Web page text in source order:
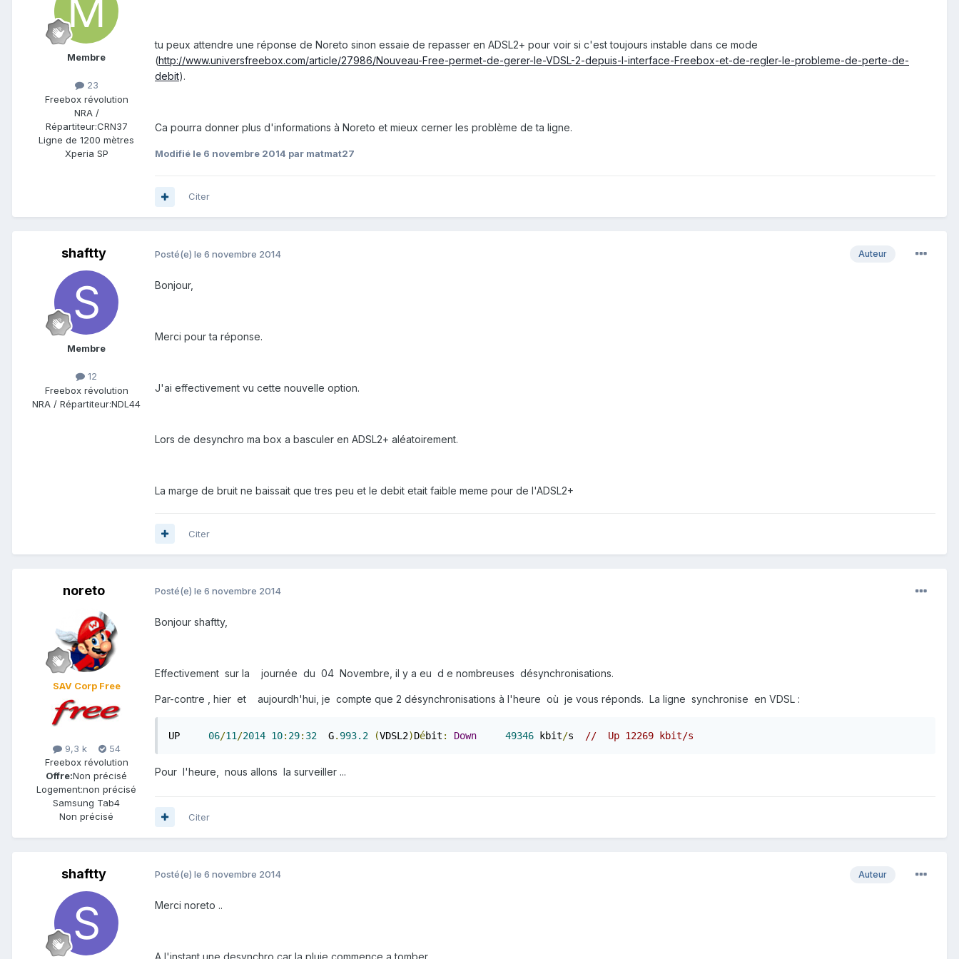
Membre
23
Freebox révolution
NRA /
Répartiteur:CRN37
Ligne de 1200 mètres
Xperia SP
tu peux attendre une réponse de Noreto sinon essaie de repasser en ADSL2+ pour voir si c'est toujours instable dans ce mode
(http://www.universfreebox.com/article/27986/Nouveau-Free-permet-de-gerer-le-VDSL-2-depuis-l-interface-Freebox-et-de-regler-le-probleme-de-perte-de-
debit).
Ca pourra donner plus d'informations à Noreto et mieux cerner les problème de ta ligne.
Modifié le 6 novembre 2014 par matmat27
Citer
shaftty
Membre
12
Freebox révolution
NRA / Répartiteur:NDL44
Auteur
Posté(e) le 6 novembre 2014
Bonjour,
Merci pour ta réponse.
J'ai effectivement vu cette nouvelle option.
Lors de desynchro ma box a basculer en ADSL2+ aléatoirement.
La marge de bruit ne baissait que tres peu et le debit etait faible meme pour de l'ADSL2+
Citer
noreto
SAV Corp Free
9,3 k
54
Freebox révolution
Offre:Non précisé
Logement:non précisé
Samsung Tab4
Non précisé
Posté(e) le 6 novembre 2014
Bonjour shaftty,
Effectivement sur la journée du 04 Novembre, il y a eu d e nombreuses désynchronisations.
Par-contre , hier et aujourdh'hui, je compte que 2 désynchronisations à l'heure où je vous réponds. La ligne synchronise en VDSL :
UP 06/11 /2014 10: 29: 32 G. 993.2 (VDSL2)Débit : Down 49346 kbit/s //  Up 12269 kbit/s
Pour l'heure, nous allons la surveiller ...
Citer
shaftty Auteur
Posté(e) le 6 novembre 2014
Merci noreto ..
A l'instant une desynchro car la pluie commence a tomber ...